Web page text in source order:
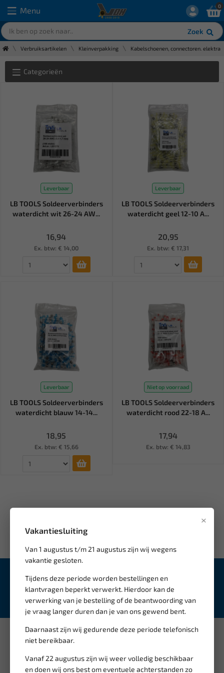
Menu
Zoek
0
Verbruiksartikelen Kleinverpakking Kabelschoenen, connectoren. elektra
×
Vakantiesluiting
Van 1 augustus t/m 21 augustus zijn wij wegens
vakantie gesloten.
Tijdens deze periode worden bestellingen en
klantvragen beperkt verwerkt. Hierdoor kan de
verwerking van je bestelling of de beantwoording van
je vraag langer duren dan je van ons gewend bent.
Daarnaast zijn wij gedurende deze periode telefonisch
niet bereikbaar.
Vanaf 22 augustus zijn wij weer volledig beschikbaar
en doen wij ons best om eventuele achterstanden zo
Categorieën
Leverbaar
LB TOOLS Soldeerverbinders
waterdicht wit 26-24 AW...
16,94
Ex. btw: € 14,00
Leverbaar
LB TOOLS Soldeerverbinders
waterdicht geel 12-10 A...
20,95
Ex. btw: € 17,31
Leverbaar
LB TOOLS Soldeerverbinders
waterdicht blauw 14-14...
18,95
Ex. btw: € 15,66
Niet op voorraad
LB TOOLS Soldeerverbinders
waterdicht rood 22-18 A...
17,94
Ex. btw: € 14,83
Schrijf je in voor onzenieuwsbrief
Inschrijven
Informatie
Over ons